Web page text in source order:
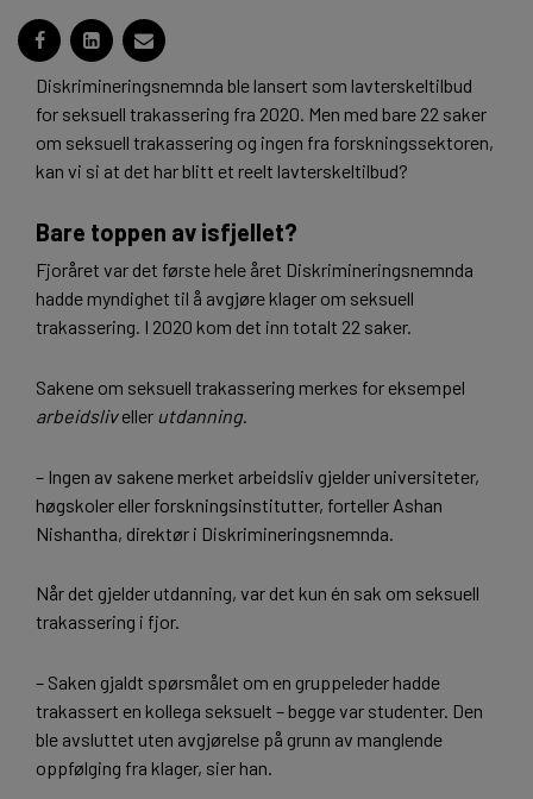
Diskrimineringsnemnda ble lansert som lavterskeltilbud
for seksuell trakassering fra 2020. Men med bare 22 saker
om seksuell trakassering og ingen fra forskningssektoren,
kan vi si at det har blitt et reelt lavterskeltilbud?
Bare toppen av isfjellet?
Fjoråret var det første hele året Diskrimineringsnemnda
hadde myndighet til å avgjøre klager om seksuell
trakassering. I 2020 kom det inn totalt 22 saker.
Sakene om seksuell trakassering merkes for eksempel
arbeidsliveller utdanning.
– Ingen av sakene merket arbeidsliv gjelder universiteter,
høgskoler eller forskningsinstitutter, forteller Ashan
Nishantha, direktør i Diskrimineringsnemnda.
Når det gjelder utdanning, var det kun én sak om seksuell
trakassering i fjor.
– Saken gjaldt spørsmålet om en gruppeleder hadde
trakassert en kollega seksuelt – begge var studenter. Den
ble avsluttet uten avgjørelse på grunn av manglende
oppfølging fra klager, sier han.